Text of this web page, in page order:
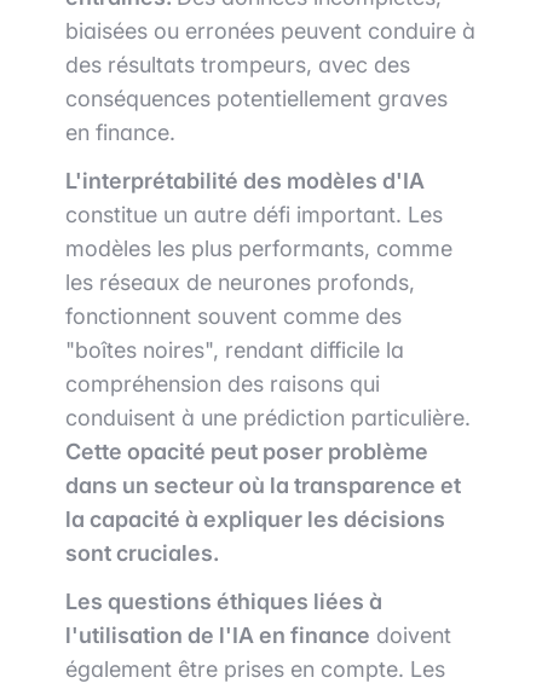
biaisées ou erronées peuvent conduire à
des résultats trompeurs, avec des
conséquences potentiellement graves
en finance.
L'interprétabilité des modèles d'IA
constitue un autre défi important. Les
modèles les plus performants, comme
les réseaux de neurones profonds,
fonctionnent souvent comme des
"boîtes noires", rendant difficile la
compréhension des raisons qui
conduisent à une prédiction particulière.
Cette opacité peut poser problème
dans un secteur où la transparence et
la capacité à expliquer les décisions
sont cruciales.
Les questions éthiques liées à
l'utilisation de l'IA en finance doivent
également être prises en compte. Les